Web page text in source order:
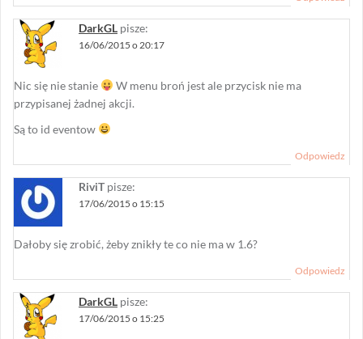
DarkGL pisze:
16/06/2015 o 20:17
Nic się nie stanie
W menu broń jest ale przycisk nie ma
przypisanej żadnej akcji.
Są to id eventow
Odpowiedz
RiviT pisze:
17/06/2015 o 15:15
Dałoby się zrobić, żeby znikły te co nie ma w 1.6?
Odpowiedz
DarkGL pisze:
17/06/2015 o 15:25